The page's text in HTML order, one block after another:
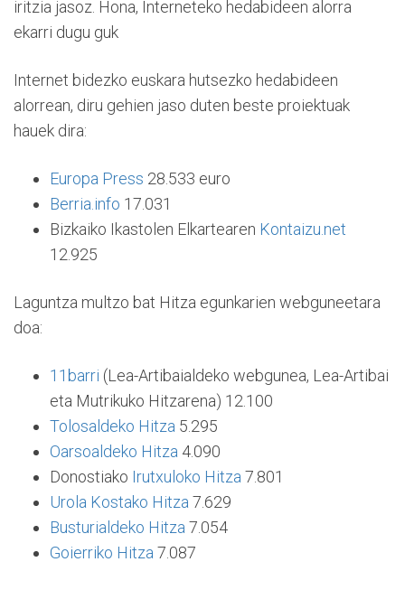
iritzia jasoz. Hona, Interneteko hedabideen alorra
ekarri dugu guk
Internet bidezko euskara hutsezko hedabideen
alorrean, diru gehien jaso duten beste proiektuak
hauek dira:
Europa Press 28.533 euro
Berria.info 17.031
Bizkaiko Ikastolen Elkartearen Kontaizu.net
12.925
Laguntza multzo bat Hitza egunkarien webguneetara
doa:
11barri (Lea-Artibaialdeko webgunea, Lea-Artibai
eta Mutrikuko Hitzarena) 12.100
Tolosaldeko Hitza 5.295
Oarsoaldeko Hitza 4.090
Donostiako Irutxuloko Hitza 7.801
Urola Kostako Hitza 7.629
Busturialdeko Hitza 7.054
Goierriko Hitza 7.087